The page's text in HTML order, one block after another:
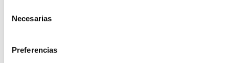
Necesarias
Preferencias